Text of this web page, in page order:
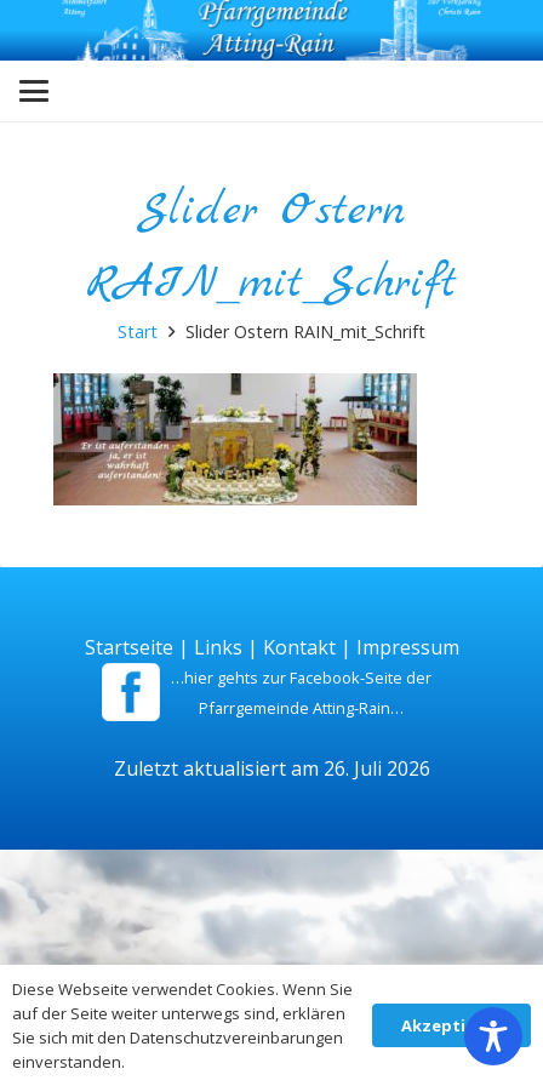
Slider Ostern
RAIN_mit_Schrift
Start Slider Ostern RAIN_mit_Schrift
Startseite | Links | Kontakt| Impressum
…hier gehts zur Facebook-Seite der
Pfarrgemeinde Atting-Rain…
Zuletzt aktualisiert am 26. Juli 2026
Diese Webseite verwendet Cookies. Wenn Sie
auf der Seite weiter unterwegs sind, erklären
Sie sich mit den Datenschutzvereinbarungen
einverstanden.
Akzeptieren